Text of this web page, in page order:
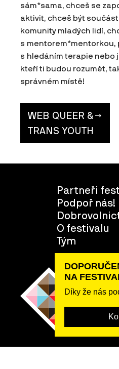
sám*sama, chceš se
aktivit, chceš být
komunity mladých lidí,
s mentorem*mentorkou,
s hledáním terapie nebo
kteří ti budou rozumět,
správném místě!
WEB QUEER &
TRANS YOUTH
Partneři
Podpoř nás!
O festivalu
Tým
NA
Díky že nás